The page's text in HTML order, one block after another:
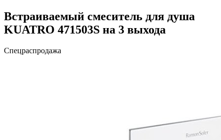
Встраиваемый смеситель для душа
KUATRO 471503S на 3 выхода
Спецраспродажа